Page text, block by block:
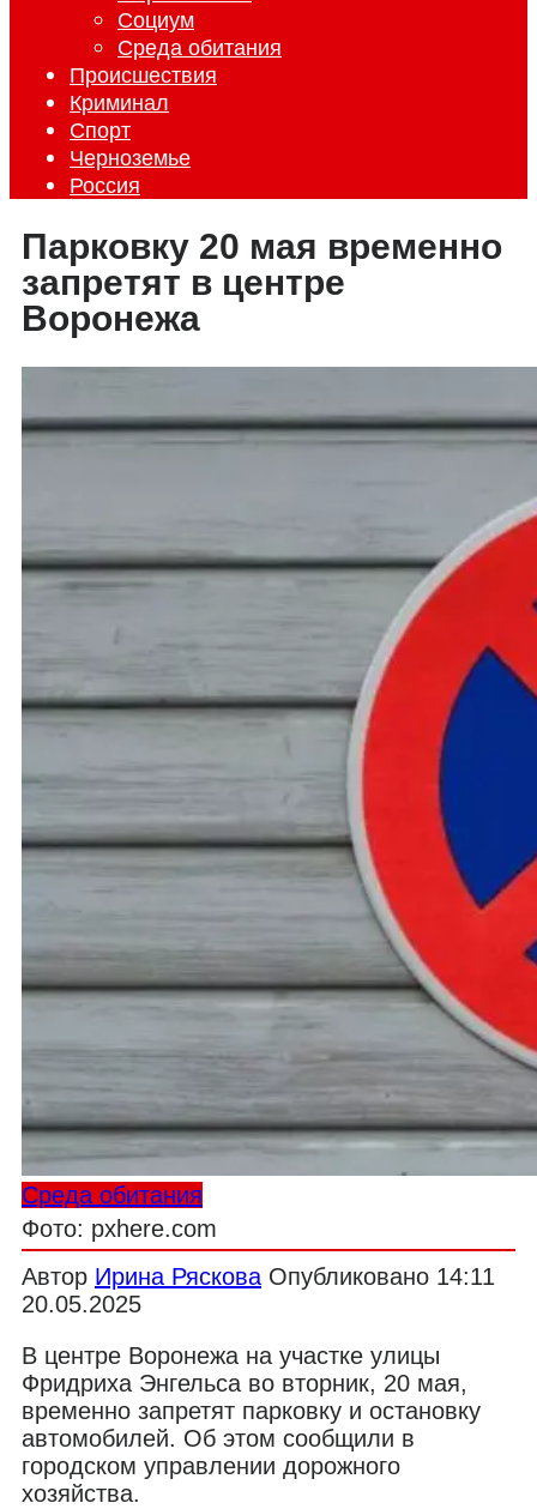
Социум
Среда обитания
Происшествия
Криминал
Спорт
Черноземье
Россия
Парковку 20 мая временно
запретят в центре
Воронежа
Среда обитания
Фото: pxhere.com
Автор Ирина Ряскова Опубликовано 14:11
20.05.2025
В центре Воронежа на участке улицы
Фридриха Энгельса во вторник, 20 мая,
временно запретят парковку и остановку
автомобилей. Об этом сообщили в
городском управлении дорожного
хозяйства.